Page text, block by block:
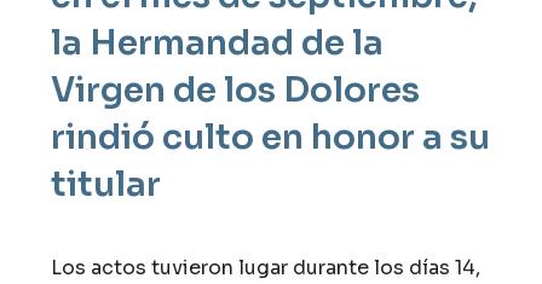
la Hermandad de la
Virgen de los Dolores
rindió culto en honor a su
titular
Los actos tuvieron lugar durante los días 14,